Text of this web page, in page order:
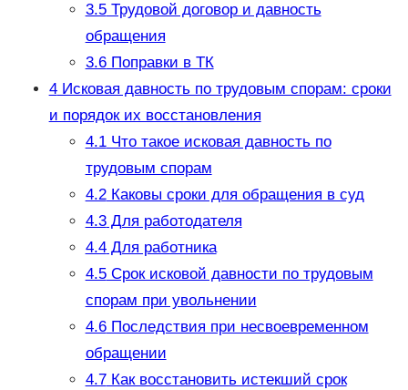
3.5Трудовой договор и давность
обращения
3.6Поправки в ТК
4Исковая давность по трудовым спорам: сроки
и порядок их восстановления
4.1Что такое исковая давность по
трудовым спорам
4.2Каковы сроки для обращения в суд
4.3Для работодателя
4.4Для работника
4.5Срок исковой давности по трудовым
спорам при увольнении
4.6Последствия при несвоевременном
обращении
4.7Как восстановить истекший срок